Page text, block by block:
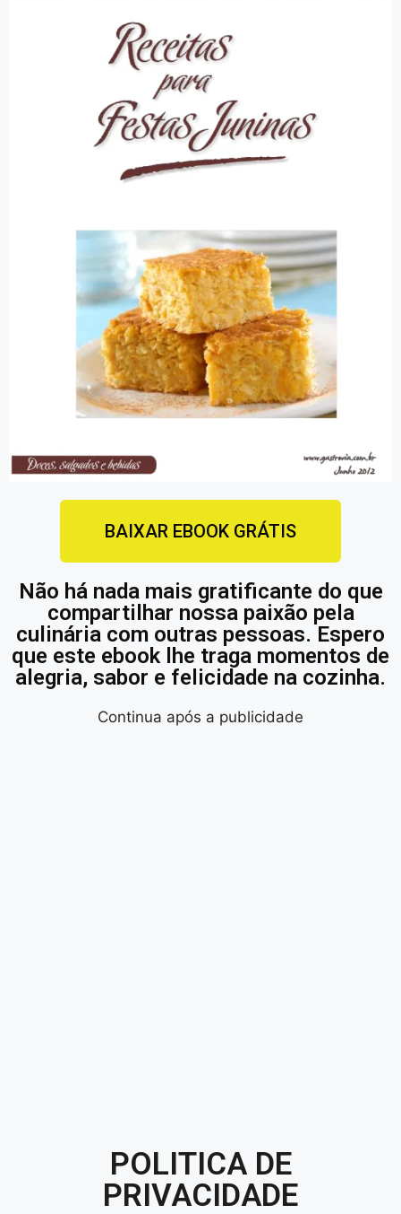
BAIXAR EBOOK GRÁTIS
Não há nada mais gratificante do que
compartilhar nossa paixão pela
culinária com outras pessoas. Espero
que este ebook lhe traga momentos de
alegria, sabor e felicidade na cozinha.
Continua após a publicidade
POLITICA DE
PRIVACIDADE